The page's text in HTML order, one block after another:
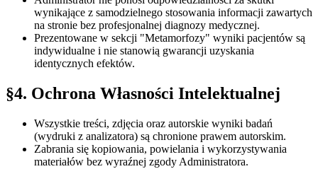
wynikające z samodzielnego stosowania informacji zawartych
na stronie bez profesjonalnej diagnozy medycznej.
Prezentowane w sekcji "Metamorfozy" wyniki pacjentów są
indywidualne i nie stanowią gwarancji uzyskania
identycznych efektów.
§4. Ochrona Własności Intelektualnej
Wszystkie treści, zdjęcia oraz autorskie wyniki badań
(wydruki z analizatora) są chronione prawem autorskim.
Zabrania się kopiowania, powielania i wykorzystywania
materiałów bez wyraźnej zgody Administratora.